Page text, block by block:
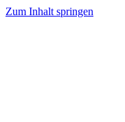
Zum Inhalt springen